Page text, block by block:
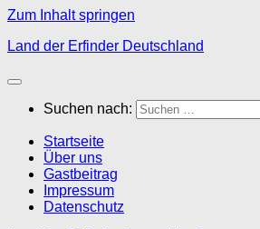
Zum Inhalt springen
Land der Erfinder Deutschland
Suchen nach:
Startseite
Über uns
Gastbeitrag
Impressum
Datenschutz